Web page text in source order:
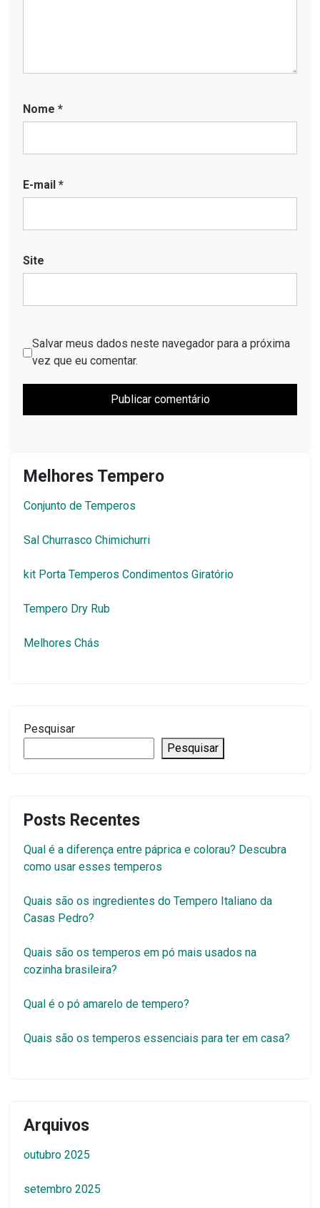
Nome *
E-mail *
Site
Salvar meus dados neste navegador para a próxima
vez que eu comentar.
Melhores Tempero
Conjunto de Temperos
Sal Churrasco Chimichurri
kit Porta Temperos Condimentos Giratório
Tempero Dry Rub
Melhores Chás
Pesquisar
Pesquisar
Posts Recentes
Qual é a diferença entre páprica e colorau? Descubra
como usar esses temperos
Quais são os ingredientes do Tempero Italiano da
Casas Pedro?
Quais são os temperos em pó mais usados na
cozinha brasileira?
Qual é o pó amarelo de tempero?
Quais são os temperos essenciais para ter em casa?
Arquivos
outubro 2025
setembro 2025